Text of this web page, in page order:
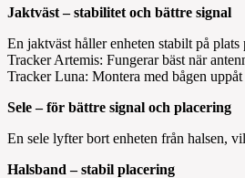
Jaktväst – stabilitet och bättre signal
En jaktväst håller enheten stabilt på
Tracker Artemis: Fungerar bäst när
Tracker Luna: Montera med bågen
Sele – för bättre signal och placering
En sele lyfter bort enheten från halsen,
Halsband – stabil placering